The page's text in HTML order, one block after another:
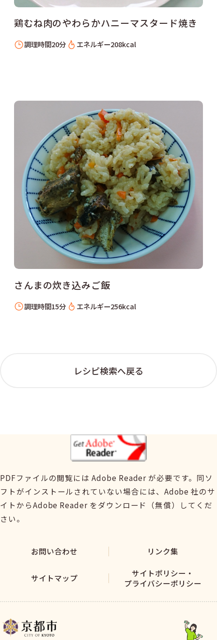
鶏むね肉のやわらかハニーマスタード焼き
調理時間20分 エネルギー208kcal
さんまの炊き込みご飯
調理時間15分 エネルギー256kcal
レシピ検索へ戻る
PDFファイルの閲覧には Adobe Reader が必要です。同ソ
フトがインストールされていない場合には、Adobe 社のサ
イトからAdobe Reader をダウンロード（無償）してくだ
さい。
お問い合わせ リンク集
サイトマップ
サイトポリシー・
プライバシーポリシー